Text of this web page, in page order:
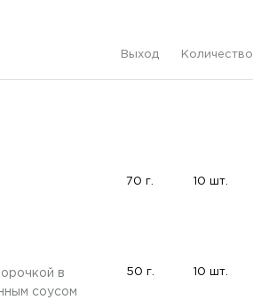
Выход Количество
70 г. 10 шт.
в
соусом
50 г. 10 шт.